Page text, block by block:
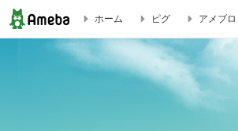
店長出張日記１ | POWWOW STAFF ブログ
ホーム ピグ アメブロ